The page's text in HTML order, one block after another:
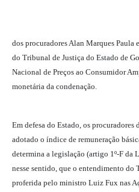
dos procuradores Alan Marques Paula
do Tribunal de Justiça do Estado de
Nacional de Preços ao Consumidor
monetária da condenação.
Em defesa do Estado, os procuradores
adotado o índice de remuneração
determina a legislação (artigo 1º-F da
nesse sentido, que o entendimento do
proferida pelo ministro Luiz Fux nas